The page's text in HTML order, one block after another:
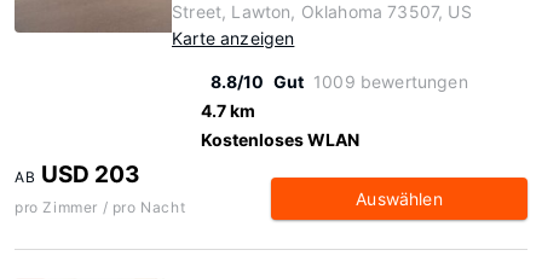
Street, Lawton, Oklahoma 73507, US
Karte anzeigen
8.8/10 Gut 1009 bewertungen
4.7 km
Kostenloses WLAN
AB USD 203
pro Zimmer / pro Nacht Auswählen